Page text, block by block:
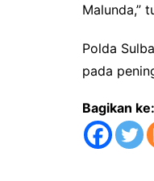
Malunda,”
Polda
pada
Bagikan ke: